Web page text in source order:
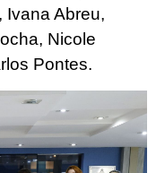
Ivana Abreu,
Nicole
Pontes.